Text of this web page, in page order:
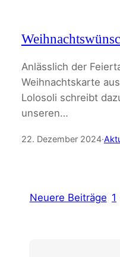
Anlässlich der
Weihnachtskarte
Lolosoli schreibt
unseren…
22. Dezember 2024·
Neuere Beiträge 1